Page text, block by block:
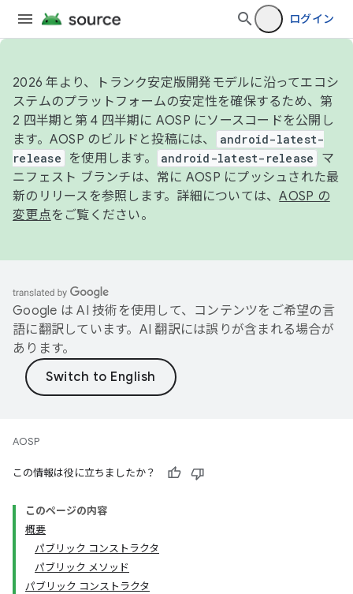
ログイン
2026 年より、トランク安定版開発モデルに沿ってエコシ
ステムのプラットフォームの安定性を確保するため、第
2 四半期と第 4 四半期に AOSP にソースコードを公開し
ます。AOSP のビルドと投稿には、
android-latest-
release
を使用します。 android-latest-release
マ
ニフェスト ブランチは、常に AOSP にプッシュされた最
新のリリースを参照します。詳細については、AOSP の
変更点をご覧ください。
Google は AI 技術を使用して、コンテンツをご希望の言
語に翻訳しています。AI 翻訳には誤りが含まれる場合が
あります。
AOSP
この情報は役に立ちましたか？
このページの内容
概要
パブリック コンストラクタ
パブリック メソッド
パブリック コンストラクタ